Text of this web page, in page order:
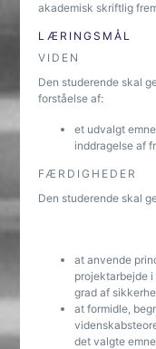
akademisk skriftlig
LÆRINGSMÅL
VIDEN
Den studerende skal
forståelse af:
et udvalgt
inddragelse af
FÆRDIGHEDER
Den studerende skal
at anvende
projektarbejde
grad af
at formidle,
det valgte emne